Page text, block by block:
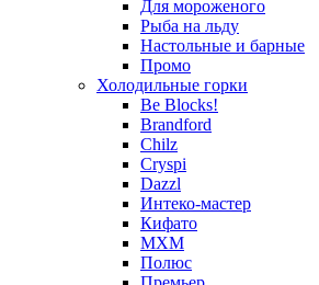
Для мороженого
Рыба на льду
Настольные и барные
Промо
Холодильные горки
Be Blocks!
Brandford
Chilz
Cryspi
Dazzl
Интеко-мастер
Кифато
МХМ
Полюс